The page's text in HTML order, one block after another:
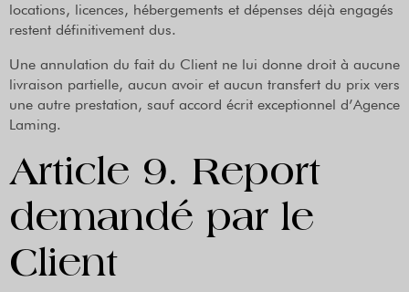
locations, licences, hébergements et dépenses déjà engagés
restent définitivement dus.
Une annulation du fait du Client ne lui donne droit à aucune
livraison partielle, aucun avoir et aucun transfert du prix vers
une autre prestation, sauf accord écrit exceptionnel d’Agence
Laming.
Article 9. Report
demandé par le
Client